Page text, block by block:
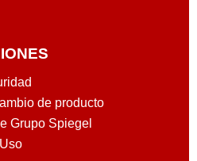
de producto
Grupo Spiegel